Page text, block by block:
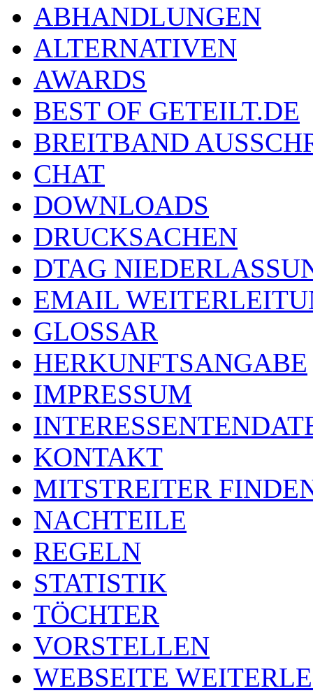
ABHANDLUNGEN
ALTERNATIVEN
AWARDS
BEST OF GETEILT.DE
BREITBAND
CHAT
DOWNLOADS
DRUCKSACHEN
DTAG
EMAIL
GLOSSAR
HERKUNFTSANGABE
IMPRESSUM
KONTAKT
MITSTREITER
NACHTEILE
REGELN
STATISTIK
TÖCHTER
VORSTELLEN
WEBSEITE